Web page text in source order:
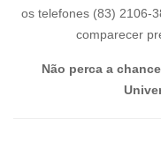
os telefones (83) 2106-
comparecer
Não perca a